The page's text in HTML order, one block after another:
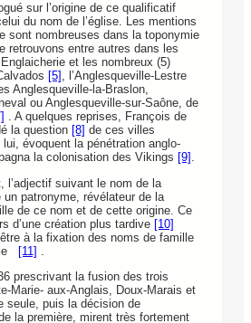
sur l’origine de ce qualificatif
du nom de l’église. Les mentions
sont nombreuses dans la toponymie
retrouvons entre autres dans les
et les nombreux (5)
[5] , l’Anglesqueville-Lestre
Anglesqueville-la-Braslon,
ou Anglesqueville-sur-Saône, de
. A quelques reprises, François de
la question [8] de ces villes
évoquent la pénétration anglo-
la colonisation des Vikings [9] .
l’adjectif suivant le nom de la
patronyme, révélateur de la
de ce nom et de cette origine. Ce
d’une création plus tardive [10]
à la fixation des noms de famille
[11]
prescrivant la fusion des trois
Marie- aux-Anglais, Doux-Marais et
seule, puis la décision de
la première, mirent très fortement